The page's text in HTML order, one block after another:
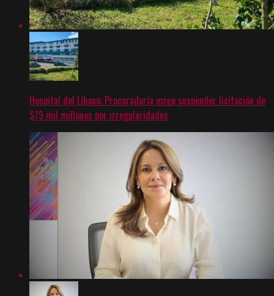
Hospital del Líbano: Procuraduría exige suspender licitación de
$79 mil millones por irregularidades